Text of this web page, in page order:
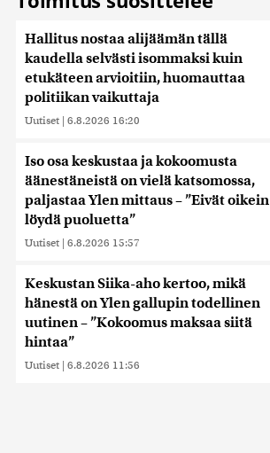
Hallitus nostaa alijäämän tällä
kaudella selvästi isommaksi kuin
etukäteen arvioitiin, huomauttaa
politiikan vaikuttaja
Uutiset | 6.8.2026 16:20
Iso osa keskustaa ja kokoomusta
äänestäneistä on vielä katsomossa,
paljastaa Ylen mittaus – ”Eivät oikein
löydä puoluetta”
Uutiset | 6.8.2026 15:57
Keskustan Siika-aho kertoo, mikä
hänestä on Ylen gallupin todellinen
uutinen – ”Kokoomus maksaa siitä
hintaa”
Uutiset | 6.8.2026 11:56